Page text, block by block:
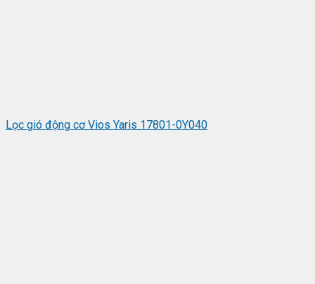
Lọc gió động cơ Vios Yaris 17801-0Y040